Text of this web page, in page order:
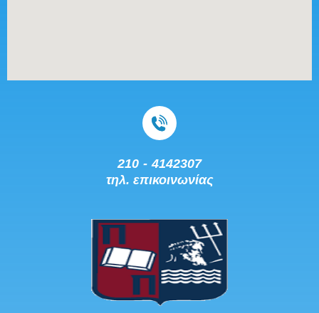
210 - 4142307
τηλ. επικοινωνίας